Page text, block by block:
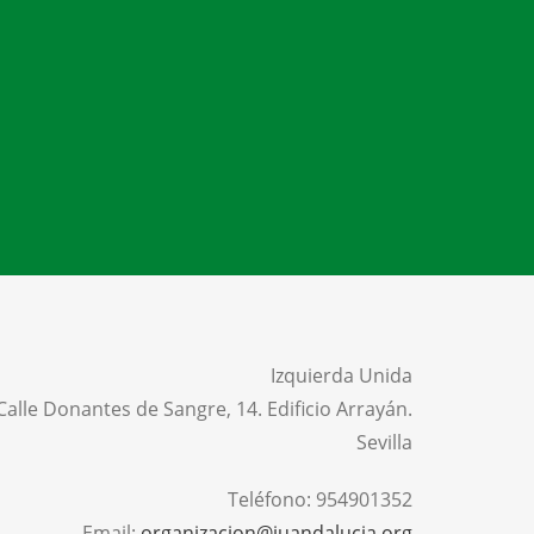
Izquierda Unida
Donantes de Sangre, 14. Edificio Arrayán.
Sevilla
Teléfono: 954901352